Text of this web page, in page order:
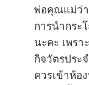
พ่อคุณแม่ว่า
การนำกระ
นะคะ เพรา
กิจวัตรประ
ควรเข้าห้อ